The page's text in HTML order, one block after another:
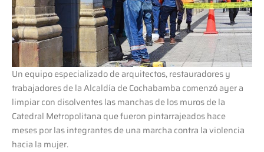
Un equipo especializado de arquitectos, restauradores y
trabajadores de la Alcaldía de Cochabamba comenzó ayer a
limpiar con disolventes las manchas de los muros de la
Catedral Metropolitana que fueron pintarrajeados hace
meses por las integrantes de una marcha contra la violencia
hacia la mujer.